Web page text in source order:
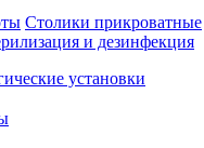
Столики прикроватные
и дезинфекция
установки